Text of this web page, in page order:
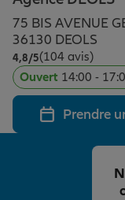
Assurance
Prévoyance et
Assurance
Protection de la
Protection
Épargne & retraite
Plan épargne
Assurance vie
Placements
Vos projets
Partir en
Conseil assurance
75 BIS AVENUE
36130 DEOLS
4,8/5Note de 4.8 sur 5
(104 avis)
Ouvert 14:00 -
Prendre